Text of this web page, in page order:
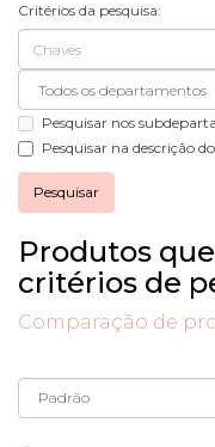
Critérios da pesquisa:
Pesquisar nos
Pesquisar na descrição
Produtos
critérios de
Comparação de